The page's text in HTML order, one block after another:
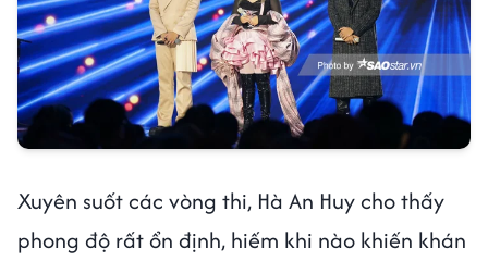
Xuyên suốt các vòng thi, Hà An Huy cho thấy
phong độ rất ổn định, hiếm khi nào khiến khán